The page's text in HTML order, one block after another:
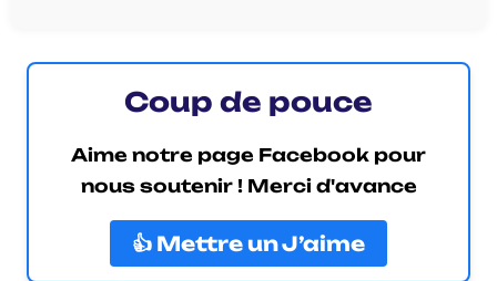
Coup de pouce
Aime notre page Facebook pour
nous soutenir ! Merci d'avance
👍 Mettre un J’aime